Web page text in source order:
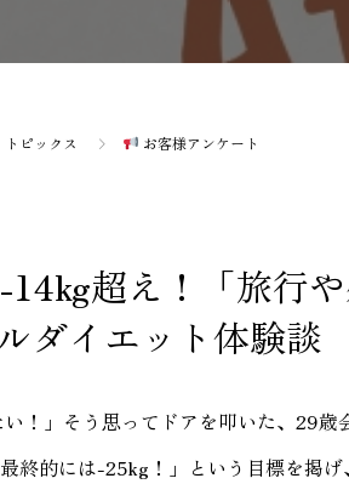
トピックス お客様アンケート
14kg超え！「旅行
ダイエット体験談
い！」そう思ってドアを叩いた、29
終的には-25kg！」という目標を掲